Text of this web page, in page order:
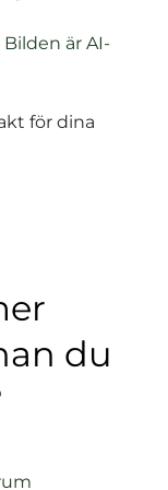
för dina
du